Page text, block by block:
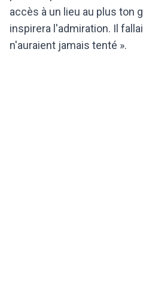
accès à un lieu au plus ton
inspirera l'admiration. Il
n'auraient jamais tenté ».